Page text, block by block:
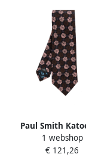
Paul Smith
stropdas1 webshop
€ 121,26